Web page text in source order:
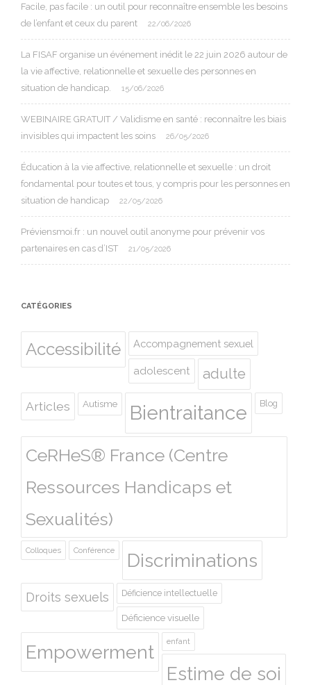
Facile, pas facile : un outil pour reconnaître ensemble les besoins
de l’enfant et ceux du parent
22/06/2026
La FISAF organise un événement inédit le 22 juin 2026 autour de
la vie affective, relationnelle et sexuelle des personnes en
situation de handicap.
15/06/2026
WEBINAIRE GRATUIT / Validisme en santé : reconnaître les biais
invisibles qui impactent les soins
26/05/2026
Éducation à la vie affective, relationnelle et sexuelle : un droit
fondamental pour toutes et tous, y compris pour les personnes en
situation de handicap
22/05/2026
Préviensmoi.fr : un nouvel outil anonyme pour prévenir vos
partenaires en cas d’IST
21/05/2026
CATÉGORIES
Accessibilité Accompagnement sexuel
adolescent adulte
Articles Autisme Bientraitance Blog
CeRHeS® France (Centre
Ressources Handicaps et
Sexualités)
Colloques Conférence Discriminations
Droits sexuels Déficience intellectuelle
Déficience visuelle
Empowerment enfant
Estime de soi